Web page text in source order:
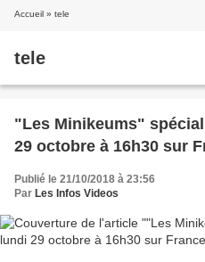
Accueil » tele
tele
"Les Minikeums"
29 octobre à 16h30 sur
Publié le 21/10/2018 à 23:56
Par Les Infos Videos